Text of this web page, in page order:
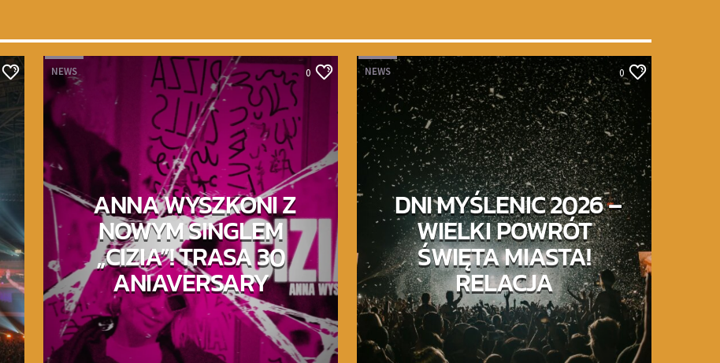
NEWS 0
ANNA WYSZKONI Z
NOWYM SINGLEM
„CIZIA”! TRASA 30
ANIAVERSARY
NEWS 0
DNI MYŚLENIC 2026 –
WIELKI POWRÓT
ŚWIĘTA MIASTA!
RELACJA